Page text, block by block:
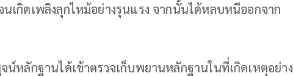
เกิดเพลิงลุกไหม้อย่างรุนแรง จากนั้นได้หลบหนีออกจาก
น์หลักฐานได้เข้าตรวจเก็บพยานหลักฐานในที่เกิดเหตุอย่าง